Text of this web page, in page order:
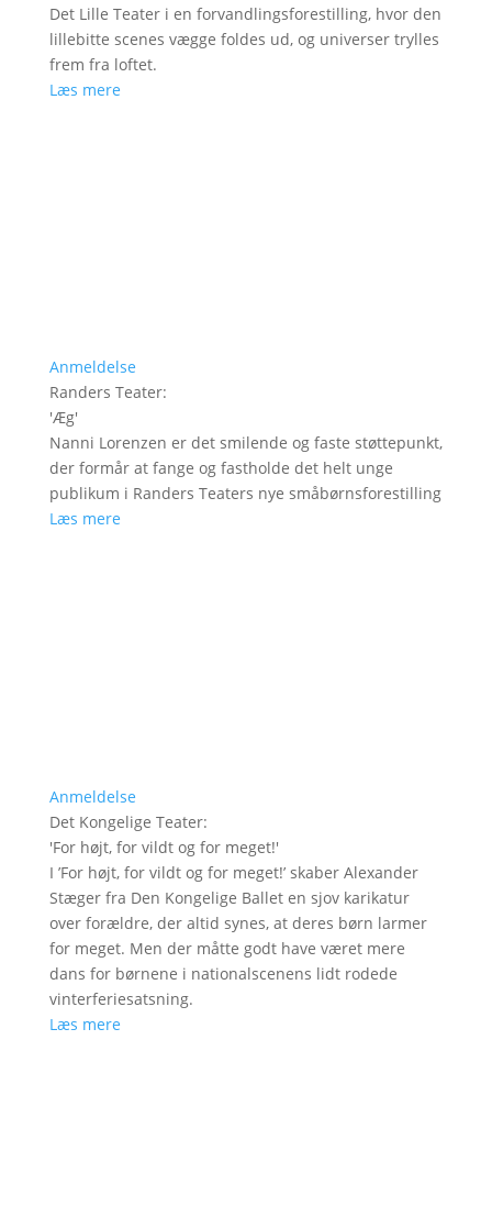
Det Lille Teater i en forvandlingsforestilling, hvor den
lillebitte scenes vægge foldes ud, og universer trylles
frem fra loftet.
Læs mere
Anmeldelse
Randers Teater:
'Æg'
Nanni Lorenzen er det smilende og faste støttepunkt,
der formår at fange og fastholde det helt unge
publikum i Randers Teaters nye småbørnsforestilling
Læs mere
Anmeldelse
Det Kongelige Teater:
'For højt, for vildt og for meget!'
I ’For højt, for vildt og for meget!’ skaber Alexander
Stæger fra Den Kongelige Ballet en sjov karikatur
over forældre, der altid synes, at deres børn larmer
for meget. Men der måtte godt have været mere
dans for børnene i nationalscenens lidt rodede
vinterferiesatsning.
Læs mere